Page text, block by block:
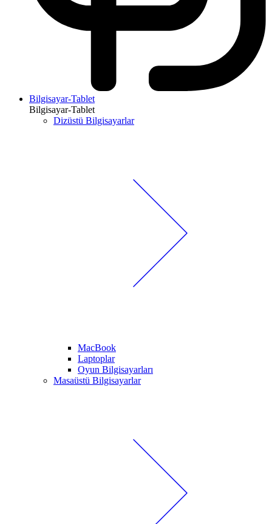
Bilgisayar-Tablet
Bilgisayar-Tablet
Dizüstü Bilgisayarlar
MacBook
Laptoplar
Oyun Bilgisayarları
Masaüstü Bilgisayarlar